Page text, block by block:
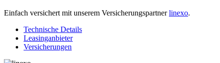
Einfach versichert mit unserem Versicherungspartnerlinexo.
Technische Details
Leasinganbieter
Versicherungen